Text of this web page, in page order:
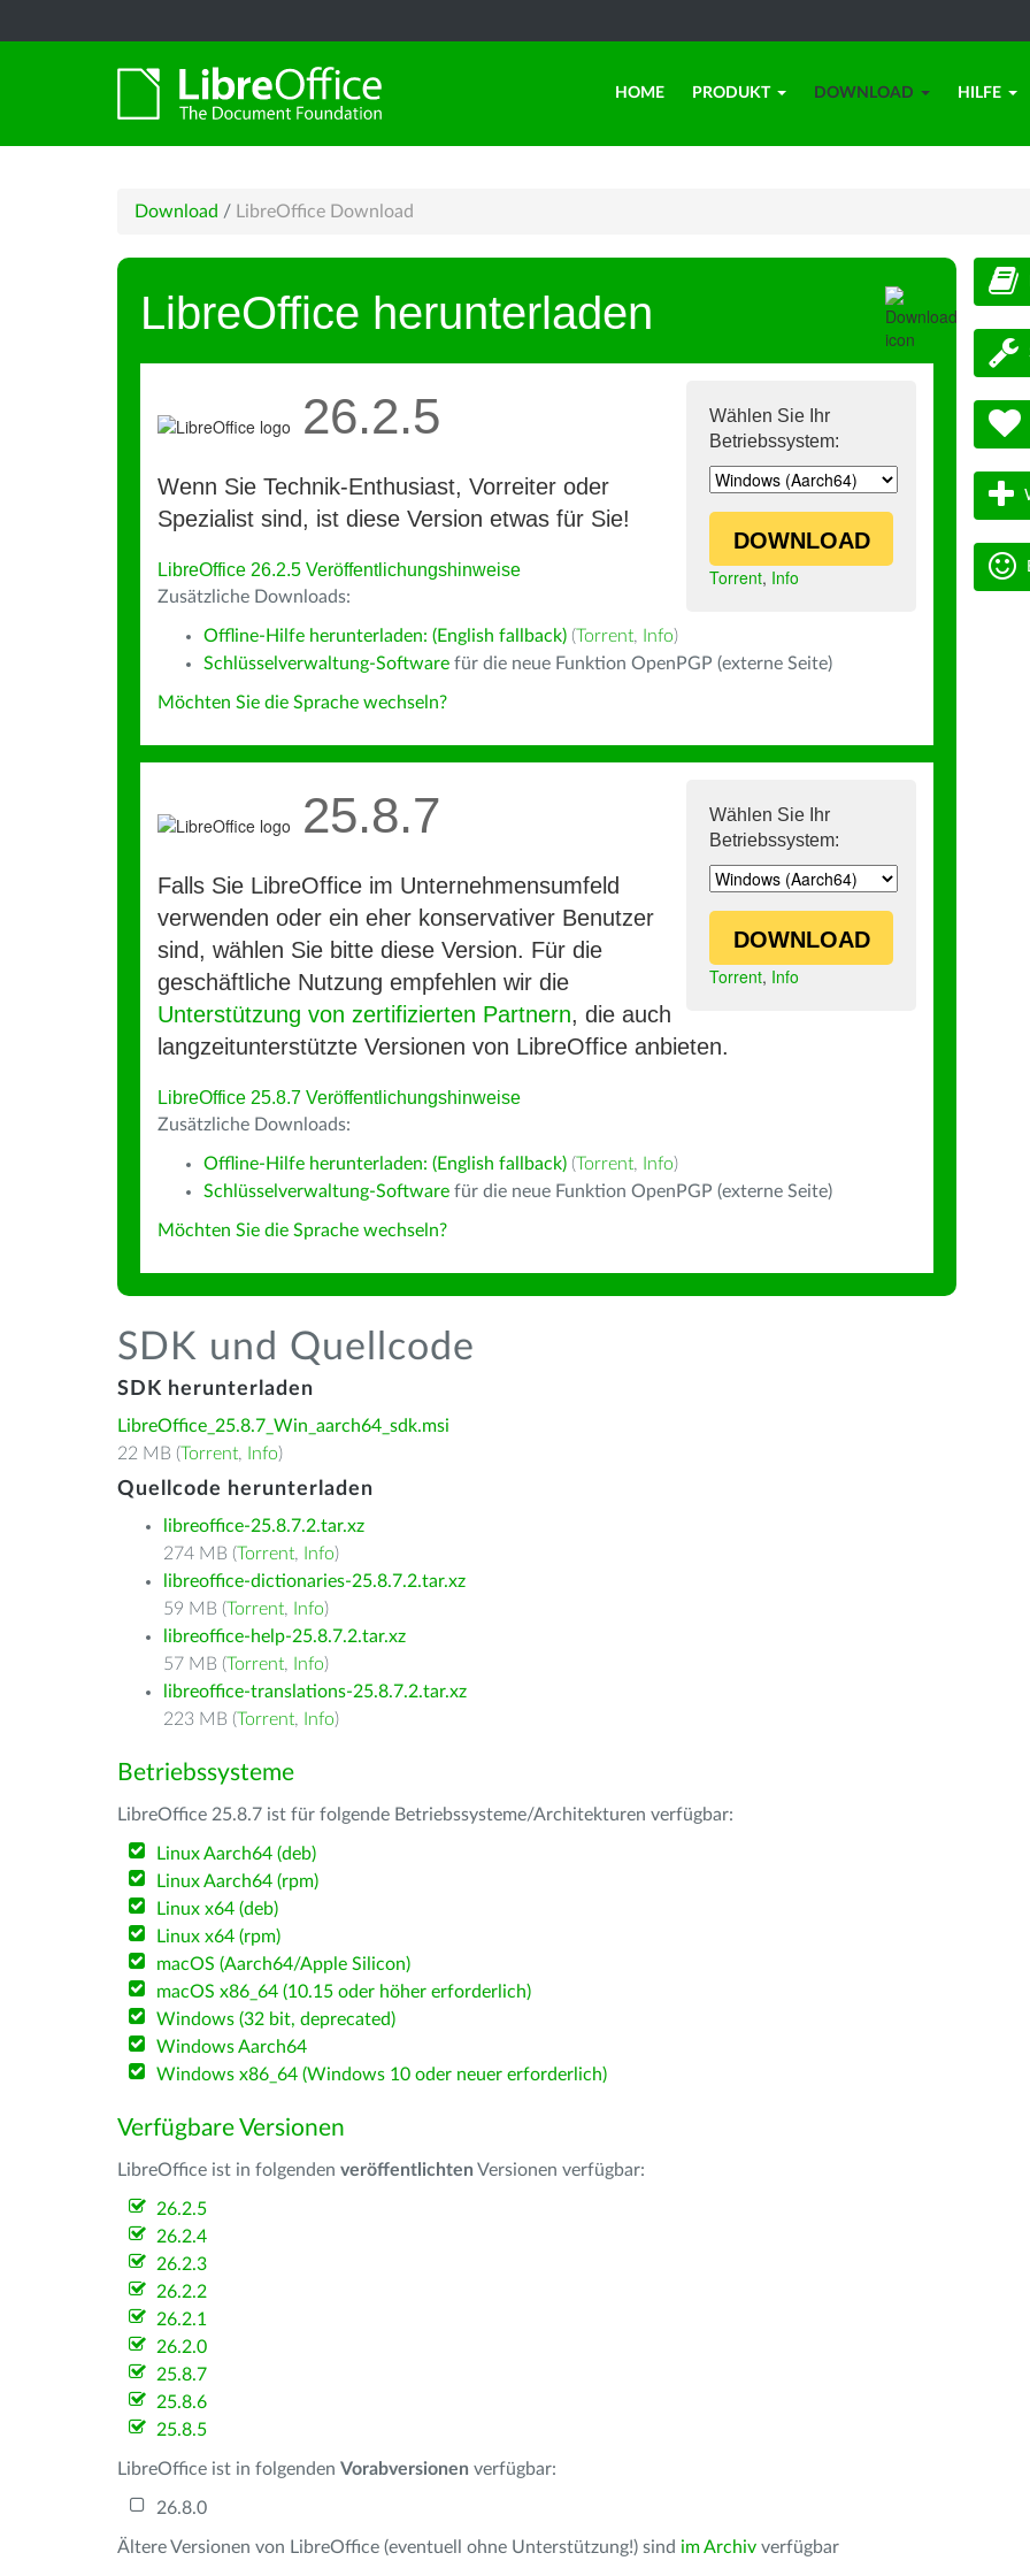
HOME PRODUKT DOWNLOAD HILFE
Download / LibreOffice Download
LibreOffice herunterladen
Wählen Sie Ihr
Betriebssystem:
DOWNLOAD
Torrent, Info
26.2.5
Wenn Sie Technik-Enthusiast, Vorreiter oder
Spezialist sind, ist diese Version etwas für Sie!
LibreOffice 26.2.5 Veröffentlichungshinweise
Zusätzliche Downloads:
Offline-Hilfe herunterladen: (English fallback) (Torrent, Info)
Schlüsselverwaltung-Software für die neue Funktion OpenPGP (externe Seite)
Möchten Sie die Sprache wechseln?
Wählen Sie Ihr
Betriebssystem:
DOWNLOAD
Torrent, Info
25.8.7
Falls Sie LibreOffice im Unternehmensumfeld
verwenden oder ein eher konservativer Benutzer
sind, wählen Sie bitte diese Version. Für die
geschäftliche Nutzung empfehlen wir die
Unterstützung von zertifizierten Partnern, die auch
langzeitunterstützte Versionen von LibreOffice anbieten.
LibreOffice 25.8.7 Veröffentlichungshinweise
Zusätzliche Downloads:
Offline-Hilfe herunterladen: (English fallback) (Torrent, Info)
Schlüsselverwaltung-Software für die neue Funktion OpenPGP (externe Seite)
Möchten Sie die Sprache wechseln?
SDK und Quellcode
SDK herunterladen
LibreOffice_25.8.7_Win_aarch64_sdk.msi
22 MB (Torrent, Info)
Quellcode herunterladen
libreoffice-25.8.7.2.tar.xz
274 MB (Torrent, Info)
libreoffice-dictionaries-25.8.7.2.tar.xz
59 MB (Torrent, Info)
libreoffice-help-25.8.7.2.tar.xz
57 MB (Torrent, Info)
libreoffice-translations-25.8.7.2.tar.xz
223 MB (Torrent, Info)
Betriebssysteme
LibreOffice 25.8.7 ist für folgende Betriebssysteme/Architekturen verfügbar:
Linux Aarch64 (deb)
Linux Aarch64 (rpm)
Linux x64 (deb)
Linux x64 (rpm)
macOS (Aarch64/Apple Silicon)
macOS x86_64 (10.15 oder höher erforderlich)
Windows (32 bit, deprecated)
Windows Aarch64
Windows x86_64 (Windows 10 oder neuer erforderlich)
Verfügbare Versionen
LibreOffice ist in folgenden veröffentlichten Versionen verfügbar:
26.2.5
26.2.4
26.2.3
26.2.2
26.2.1
26.2.0
25.8.7
25.8.6
25.8.5
LibreOffice ist in folgenden Vorabversionen verfügbar:
26.8.0
Ältere Versionen von LibreOffice (eventuell ohne Unterstützung!) sind im Archiv verfügbar